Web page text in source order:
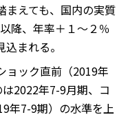
まえても、国内の実質
降、年率＋１～２％
まれる。
ョック直前（2019年
2022年7-9月期、コ
年7-9期）の水準を上